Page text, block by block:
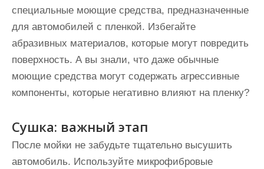
специальные моющие средства, предназначенные
для автомобилей с пленкой. Избегайте
абразивных материалов, которые могут повредить
поверхность. А вы знали, что даже обычные
моющие средства могут содержать агрессивные
компоненты, которые негативно влияют на пленку?
Сушка: важный этап
После мойки не забудьте тщательно высушить
автомобиль. Используйте микрофибровые